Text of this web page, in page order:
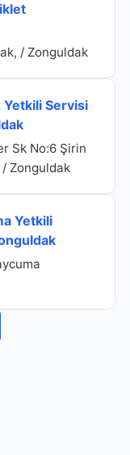
/ Zonguldak
Servisi
Sk No:6 Şirin
Zonguldak
Yetkili